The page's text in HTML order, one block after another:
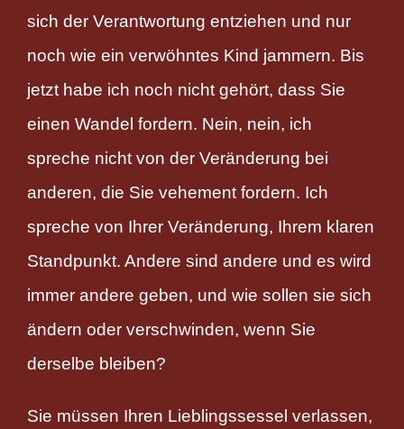
sich der Verantwortung entziehen und nur
noch wie ein verwöhntes Kind jammern. Bis
jetzt habe ich noch nicht gehört, dass Sie
einen Wandel fordern. Nein, nein, ich
spreche nicht von der Veränderung bei
anderen, die Sie vehement fordern. Ich
spreche von Ihrer Veränderung, Ihrem klaren
Standpunkt. Andere sind andere und es wird
immer andere geben, und wie sollen sie sich
ändern oder verschwinden, wenn Sie
derselbe bleiben?
Sie müssen Ihren Lieblingssessel verlassen,